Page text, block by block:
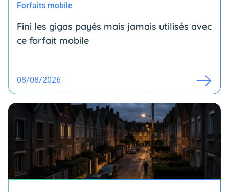
Forfaits mobile
Fini les gigas payés mais jamais utilisés avec
ce forfait mobile
08/08/2026